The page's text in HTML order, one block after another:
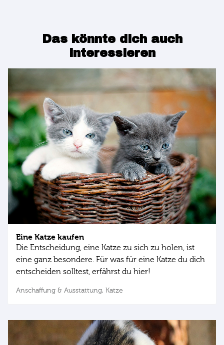
Das könnte dich auch
interessieren
Eine Katze kaufen
Die Entscheidung, eine Katze zu sich zu holen, ist
eine ganz besondere. Für was für eine Katze du dich
entscheiden solltest, erfährst du hier!
Anschaffung & Ausstattung, Katze